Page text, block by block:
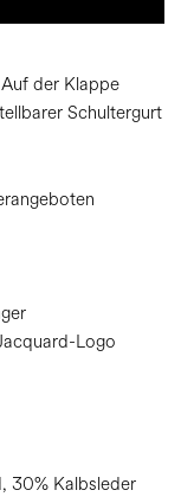
der Klappe
Schultergurt
Logo
30% Kalbsleder